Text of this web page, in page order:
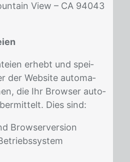
View – CA 94043
er­hebt und spei­
der Web­site au­to­ma­
die Ihr Brow­ser au­to­
Dies sind:
Browserversion